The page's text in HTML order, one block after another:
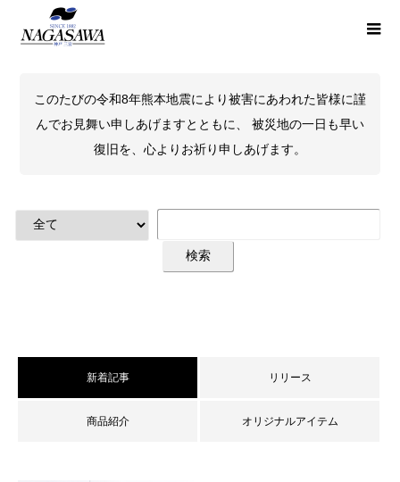
このたびの令和8年熊本地震により被害にあわれた皆様に謹
んでお見舞い申しあげますとともに、 被災地の一日も早い
復旧を、心よりお祈り申しあげます。
新着記事 リリース
商品紹介 オリジナルアイテム